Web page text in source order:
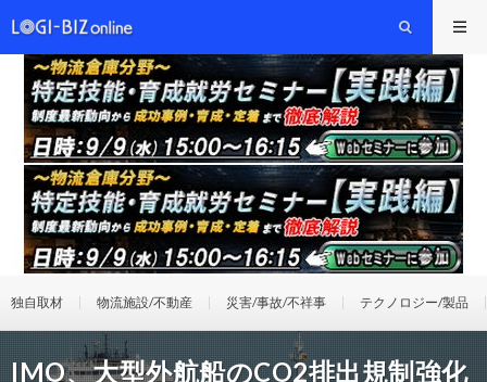
独自取材 物流施設/不動産 災害/事故/不祥事 テクノロジー/製品
IMO、大型外航船のCO2排出規制強化